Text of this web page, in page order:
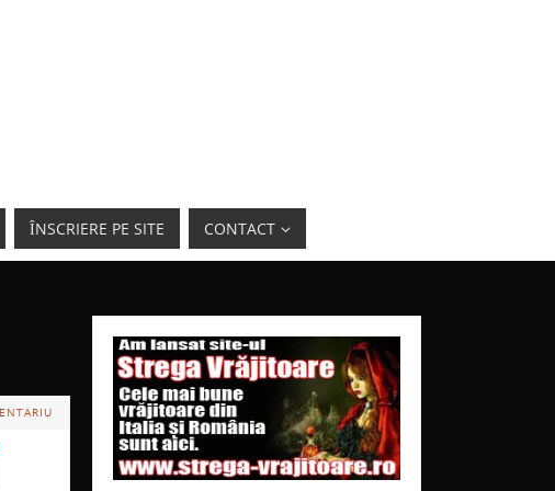
ÎNSCRIERE PE SITE CONTACT